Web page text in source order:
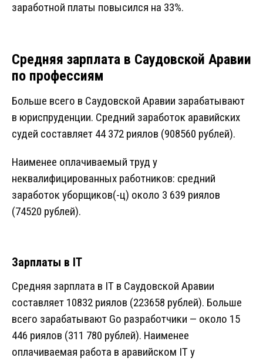
заработной платы повысился на 33%.
Средняя зарплата в Саудовской Аравии
по профессиям
Больше всего в Саудовской Аравии зарабатывают
в юриспруденции. Средний заработок аравийских
судей составляет 44 372 риялов (908560 рублей).
Наименее оплачиваемый труд у
неквалифицированных работников: средний
заработок уборщиков(-ц) около 3 639 риялов
(74520 рублей).
Зарплаты в IT
Средняя зарплата в IT в Саудовской Аравии
составляет 10832 риялов (223658 рублей). Больше
всего зарабатывают Go разработчики — около 15
446 риялов (311 780 рублей). Наименее
оплачиваемая работа в аравийском IT у